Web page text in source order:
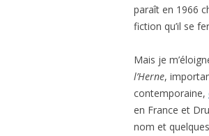
paraît en 1966
fiction qu’il se
Mais je
l’Herne,
contemporaine,
en France et
nom et